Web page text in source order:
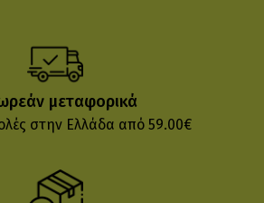
μεταφορικά
στην Ελλάδα από 59.00€